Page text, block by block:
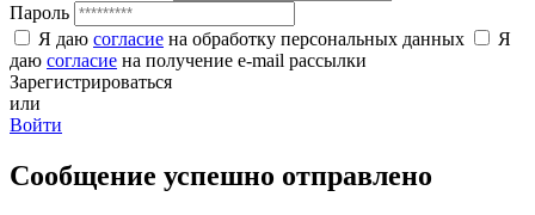
Пароль
Я даю согласие на обработку персональных данных
Я
даю согласие на получение e-mail рассылки
Зарегистрироваться
или
Войти
Сообщение успешно отправлено